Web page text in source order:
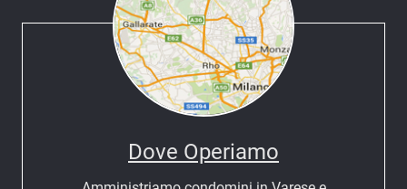
Dove Operiamo